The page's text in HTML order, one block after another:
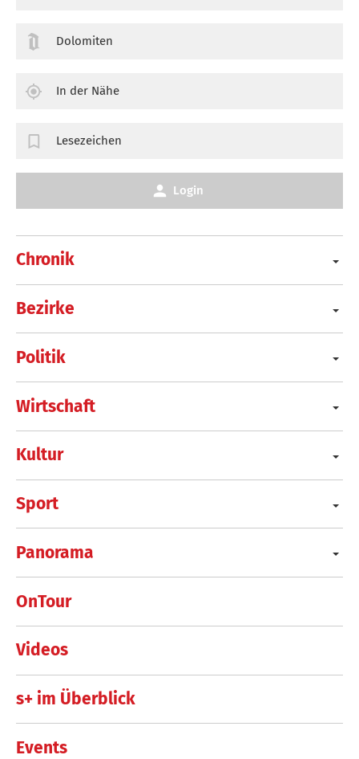
Chronik
Bezirke
Politik
Wirtschaft
Kultur
Sport
Panorama
OnTour
Videos
s+ im Überblick
Events
Dolomiten
In der Nähe
Lesezeichen
Login